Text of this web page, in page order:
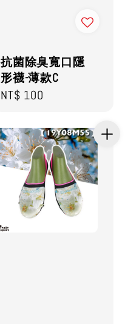
抗菌除臭寬口隱
形襪-薄款C
Regular
NT$ 100